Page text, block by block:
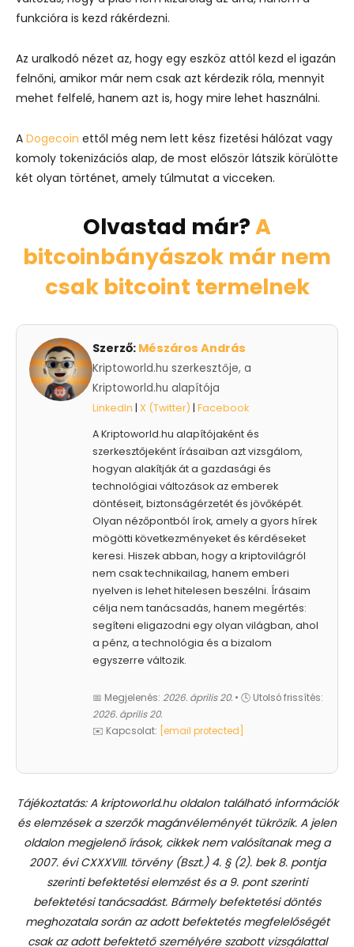
funkcióra is kezd rákérdezni.
Az uralkodó nézet az, hogy egy eszköz attól kezd el igazán
felnőni, amikor már nem csak azt kérdezik róla, mennyit
mehet felfelé, hanem azt is, hogy mire lehet használni.
A Dogecoin ettől még nem lett kész fizetési hálózat vagy
komoly tokenizációs alap, de most először látszik körülötte
két olyan történet, amely túlmutat a vicceken.
Olvastad már?A
bitcoinbányászok már nem
csak bitcoint termelnek
Szerző: Mészáros András
Kriptoworld.hu szerkesztője, a
Kriptoworld.hu alapítója
LinkedIn | X (Twitter) | Facebook
A Kriptoworld.hu alapítójaként és
szerkesztőjeként írásaiban azt vizsgálom,
hogyan alakítják át a gazdasági és
technológiai változások az emberek
döntéseit, biztonságérzetét és jövőképét.
Olyan nézőpontból írok, amely a gyors hírek
mögötti következményeket és kérdéseket
keresi. Hiszek abban, hogy a kriptovilágról
nem csak technikailag, hanem emberi
nyelven is lehet hitelesen beszélni. Írásaim
célja nem tanácsadás, hanem megértés:
segíteni eligazodni egy olyan világban, ahol
a pénz, a technológia és a bizalom
egyszerre változik.
📅 Megjelenés: 2026. április 20. • 🕓 Utolsó frissítés:
2026. április 20.
✉️ Kapcsolat:
[email protected]
Tájékoztatás: A kriptoworld.hu oldalon található információk
és elemzések a szerzők magánvéleményét tükrözik. A jelen
oldalon megjelenő írások, cikkek nem valósítanak meg a
2007. évi CXXXVIII. törvény (Bszt.) 4. § (2). bek 8. pontja
szerinti befektetési elemzést és a 9. pont szerinti
befektetési tanácsadást. Bármely befektetési döntés
meghozatala során az adott befektetés megfelelőségét
csak az adott befektető személyére szabott vizsgálattal